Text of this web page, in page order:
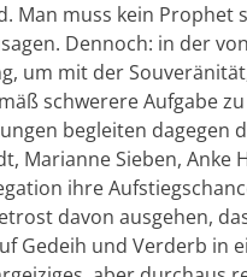
Man muss kein Prophet
Dennoch: in der
um mit der
schwerere Aufgabe
begleiten dagegen
Marianne Sieben, Anke
ihre
davon ausgehen,
Gedeih und Verderb in